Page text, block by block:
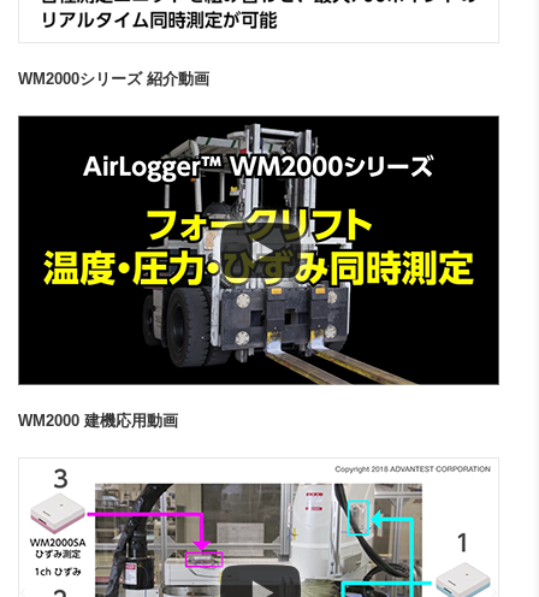
WM2000シリーズ 紹介動画
WM2000 建機応用動画